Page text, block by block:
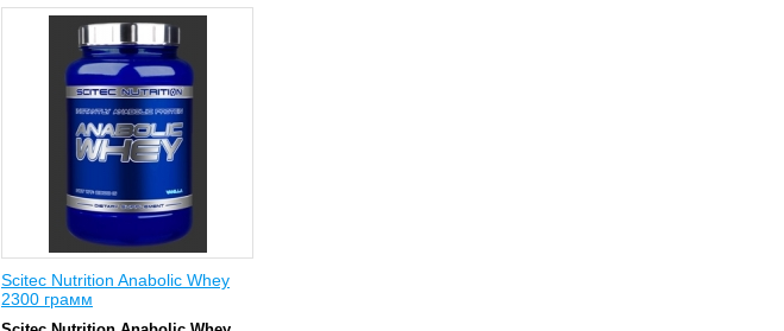
Scitec Nutrition Anabolic Whey
2300 грамм